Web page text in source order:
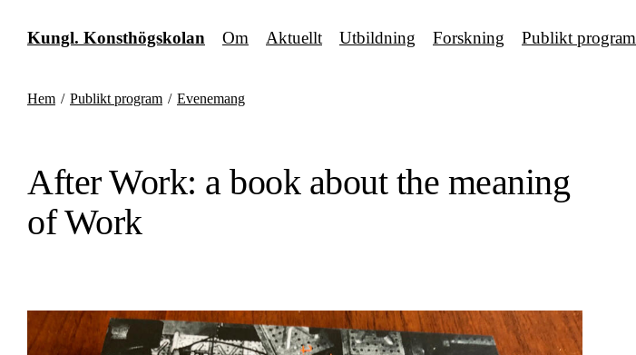
innehållet
Kungl. Konsthögskolan Om Aktuellt Utbildning Forskning Publikt program
Hem / Publikt program / Evenemang
After Work: a book about the meaning
of Work